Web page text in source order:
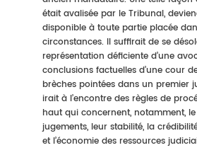
était avalisée par le Tribunal,
disponible à toute partie placée
circonstances. Il suffirait de se
représentation déficiente d’une
conclusions factuelles d’une cour
brèches pointées dans un premier
irait à l’encontre des règles de
haut qui concernent, notamment,
jugements, leur stabilité, la
et l’économie des ressources